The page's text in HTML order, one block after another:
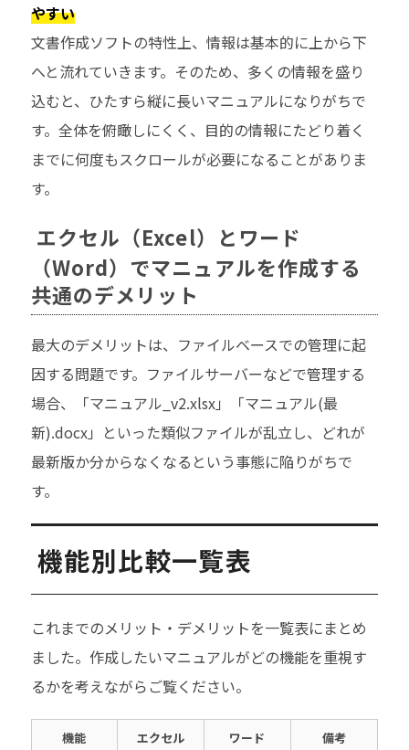
やすい
文書作成ソフトの特性上、情報は基本的に上から下
へと流れていきます。そのため、多くの情報を盛り
込むと、ひたすら縦に長いマニュアルになりがちで
す。全体を俯瞰しにくく、目的の情報にたどり着く
までに何度もスクロールが必要になることがありま
す。
エクセル（Excel）とワード
（Word）でマニュアルを作成する
共通のデメリット
最大のデメリットは、ファイルベースでの管理に起
因する問題です。ファイルサーバーなどで管理する
場合、「マニュアル_v2.xlsx」「マニュアル(最
新).docx」といった類似ファイルが乱立し、どれが
最新版か分からなくなるという事態に陥りがちで
す。
機能別比較一覧表
これまでのメリット・デメリットを一覧表にまとめ
ました。作成したいマニュアルがどの機能を重視す
るかを考えながらご覧ください。
機能 エクセル ワード 備考